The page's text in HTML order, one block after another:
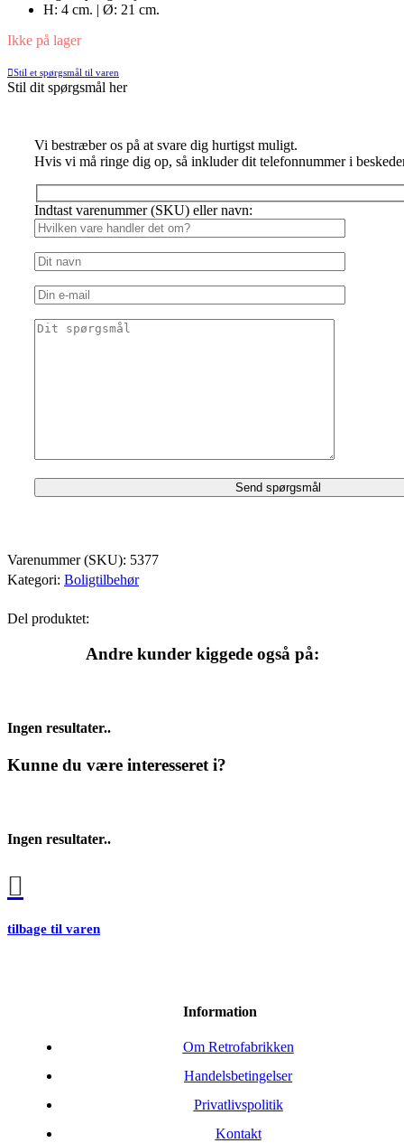
H: 4 cm. | Ø: 21 cm.
Ikke på lager
Stil et spørgsmål til varen
Stil dit spørgsmål her
Vi bestræber os på at svare dig hurtigst muligt.
Hvis vi må ringe dig op, så inkluder dit telefonnummer i
Indtast varenummer (SKU) eller navn:
Varenummer (SKU): 5377
Kategori: Boligtilbehør
Del produktet:
Andre kunder kiggede også på:
Ingen resultater..
Kunne du være interesseret i?
Ingen resultater..
tilbage til varen
Information
Om Retrofabrikken
Handelsbetingelser
Privatlivspolitik
Kontakt